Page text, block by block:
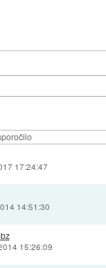
17:24:47
14:51:30
15:26:09